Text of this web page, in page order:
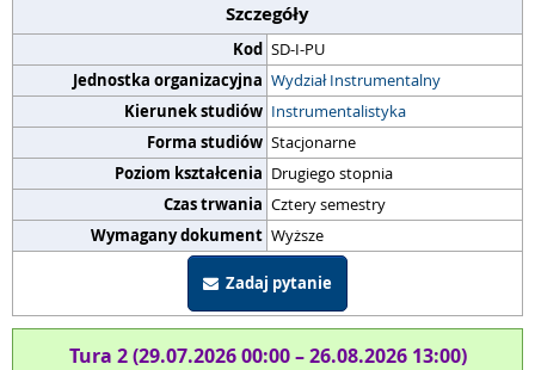
Szczegóły
Kod SD-I-PU
Jednostka organizacyjna Wydział Instrumentalny
Kierunek studiów Instrumentalistyka
Forma studiów Stacjonarne
Poziom kształcenia Drugiego stopnia
Czas trwania Cztery semestry
Wymagany dokument Wyższe
Zadaj pytanie
Tura 2 (29.07.2026 00:00 – 26.08.2026 13:00)